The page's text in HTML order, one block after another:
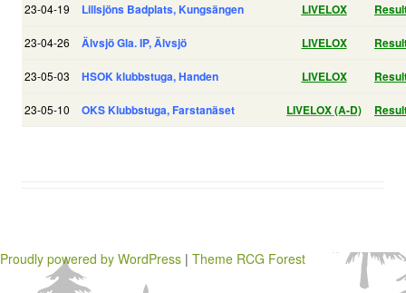
23-04-19 Lillsjöns Badplats, Kungsängen LIVELOX
23-04-26 Älvsjö Gla. IP, Älvsjö LIVELOX
23-05-03 HSOK klubbstuga, Handen LIVELOX
23-05-10 OKS Klubbstuga, Farstanäset LIVELOX (A-D)
Proudly powered by WordPress | Theme RCG Forest